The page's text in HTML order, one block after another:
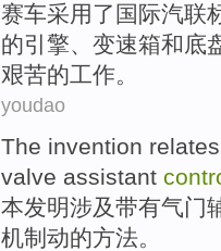
赛车采用了 国际汽联
的引擎、 变速箱和底
艰苦的工作。
youdao
The invention
valve assistant
本发明涉及带有气门
机制 动的方法。